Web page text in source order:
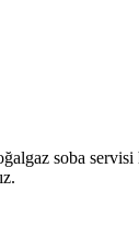
soba